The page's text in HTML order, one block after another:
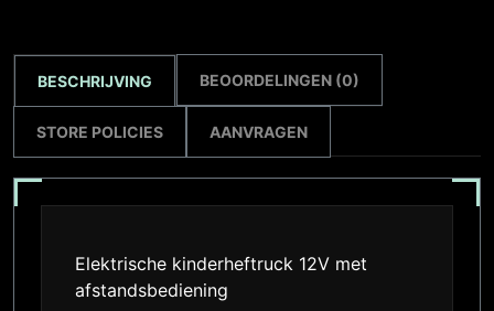
BESCHRIJVING BEOORDELINGEN (0)
STORE POLICIES AANVRAGEN
Elektrische kinderheftruck 12V met
afstandsbediening